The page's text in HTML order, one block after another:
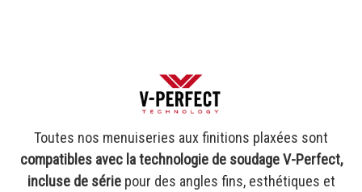
Toutes nos menuiseries aux finitions plaxées sont
compatibles avec la technologie de soudage V-Perfect,
incluse de sériepour des angles fins, esthétiques et